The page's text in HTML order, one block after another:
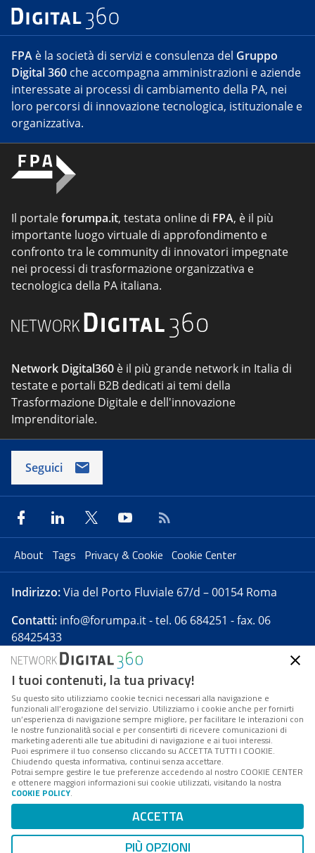
FPA è la società di servizi e consulenza del Gruppo
Digital 360 che accompagna amministrazioni e aziende
interessate ai processi di cambiamento della PA, nei
loro percorsi di innovazione tecnologica, istituzionale e
organizzativa.
Il portaleforumpa.it, testata online di FPA, è il più
importante luogo virtuale di approfondimento e
confronto tra le community di innovatori impegnate
nei processi di trasformazione organizzativa e
tecnologica della PA italiana.
Network Digital360 è il più grande network in Italia di
testate e portali B2B dedicati ai temi della
Trasformazione Digitale e dell'innovazione
Imprenditoriale.
Seguici
About Tags Privacy & Cookie Cookie Center
Indirizzo:Via del Porto Fluviale 67/d – 00154 Roma
Contatti: info@forumpa.it- tel. 06 684251 - fax. 06
68425433
Forumpa.itè una pubblicazione telematica iscritta
presso Registro della stampa del Tribunale di Roma -
Reg. n. 182 del 2 maggio 2008 - Direttore resp. Michela
Stentella
FPA s.r.l. è società soggetta a Direzione e
Coordinamento da parte di Digital360 S.p.A. - FPA s.r.l.
è un'azienda certificata per il sistema di management
Codice Fiscale/Partita IVA n. 10693191008 - R.E.A. Roma
n. 1249791. ISP AWS
Mappa del sito
I tuoi contenuti, la tua privacy!
Su questo sito utilizziamo cookie tecnici necessari alla navigazione e
funzionali all’erogazione del servizio. Utilizziamo i cookie anche per fornirti
un’esperienza di navigazione sempre migliore, per facilitare le interazioni con
le nostre funzionalità social e per consentirti di ricevere comunicazioni di
marketing aderenti alle tue abitudini di navigazione e ai tuoi interessi.
Puoi esprimere il tuo consenso cliccando su ACCETTA TUTTI I COOKIE.
Chiudendo questa informativa, continui senza accettare.
Potrai sempre gestire le tue preferenze accedendo al nostro COOKIE CENTER
e ottenere maggiori informazioni sui cookie utilizzati, visitando la nostra
COOKIE POLICY.
ACCETTA
PIÙ OPZIONI